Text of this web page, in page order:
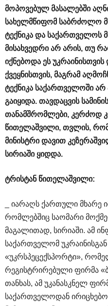
მოპოვებულ მასალებში
სახელმწიფომ საბრძოლო
ტექნიკა და საქართველოს
მისახვედრი არ არის, თუ
იქნებოდა ეს უკრაინისთვის
ქვეყნისთვის, მაგრამ
ტექნიკა საქართველოში არ
გაიყიდა. თავდაცვის
თანამშრომლები, კერძოდ
წითელაშვილი, თვლის,
მინისტრი დავით
სირიაში ყიდდა.
ტრისტან წითელაშვილი:
_ იარაღს ქართული მხარე
რომლებშიც საომარი
მაგალითად, სირიაში. ამ
საქართველომ
«უკრსპეცექსპორტი»,
რეგისტრირებული ფირმა
თანხას, ამ უკანასკნელ
საქართველოდან